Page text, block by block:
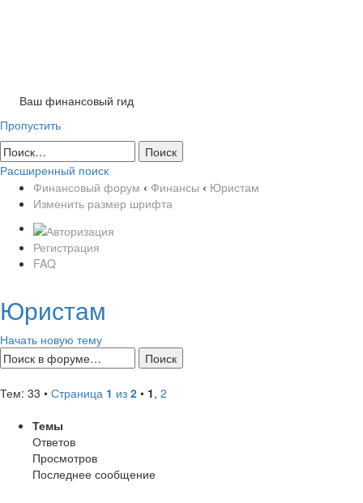
Ваш финансовый гид
Пропустить
Расширенный поиск
Финансовый форум ‹ Финансы ‹ Юристам
Изменить размер шрифта
Регистрация
FAQ
Юристам
Начать новую тему
Тем: 33 • Страница 1 из 2 • 1, 2
Темы
Ответов
Просмотров
Последнее сообщение